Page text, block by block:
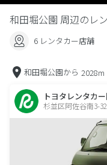
和田堀公園 周辺のレ
6 レンタカー店舗
和田堀公園から 2028m
トヨタレンタカ
杉並区阿佐谷南3-